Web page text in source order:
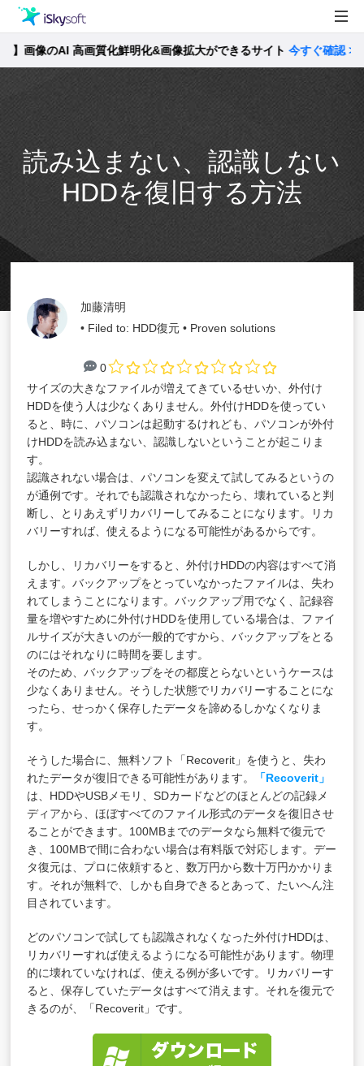
製品
Utility
製品活用事例
ストア
サポート
像のAI 高画質化鮮明化&画像拡大ができるサイト今すぐ確認 >>
読み込まない、認識しない
HDDを復旧する方法
加藤清明
• Filed to: HDD復元 • Proven solutions
0
サイズの大きなファイルが増えてきているせいか、外付け
HDDを使う人は少なくありません。外付けHDDを使ってい
ると、時に、パソコンは起動するけれども、パソコンが外付
けHDDを読み込まない、認識しないということが起こりま
す。
認識されない場合は、パソコンを変えて試してみるというの
が通例です。それでも認識されなかったら、壊れていると判
断し、とりあえずリカバリーしてみることになります。リカ
バリーすれば、使えるようになる可能性があるからです。
しかし、リカバリーをすると、外付けHDDの内容はすべて消
えます。バックアップをとっていなかったファイルは、失わ
れてしまうことになります。バックアップ用でなく、記録容
量を増やすために外付けHDDを使用している場合は、ファイ
ルサイズが大きいのが一般的ですから、バックアップをとる
のにはそれなりに時間を要します。
そのため、バックアップをその都度とらないというケースは
少なくありません。そうした状態でリカバリーすることにな
ったら、せっかく保存したデータを諦めるしかなくなりま
す。
そうした場合に、無料ソフト「Recoverit」を使うと、失わ
れたデータが復旧できる可能性があります。
「Recoverit」
は、HDDやUSBメモリ、SDカードなどのほとんどの記録メ
ディアから、ほぼすべてのファイル形式のデータを復旧させ
ることができます。100MBまでのデータなら無料で復元で
き、100MBで間に合わない場合は有料版で対応します。デー
タ復元は、プロに依頼すると、数万円から数十万円かかりま
す。それが無料で、しかも自身できるとあって、たいへん注
目されています。
どのパソコンで試しても認識されなくなった外付けHDDは、
リカバリーすれば使えるようになる可能性があります。物理
的に壊れていなければ、使える例が多いです。リカバリーす
ると、保存していたデータはすべて消えます。それを復元で
きるのが、「Recoverit」です。